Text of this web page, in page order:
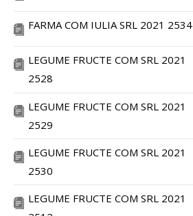
FARMA COM IULIA SRL 2021 2534
LEGUME FRUCTE COM SRL 2021
2528
LEGUME FRUCTE COM SRL 2021
2529
LEGUME FRUCTE COM SRL 2021
2530
LEGUME FRUCTE COM SRL 2021